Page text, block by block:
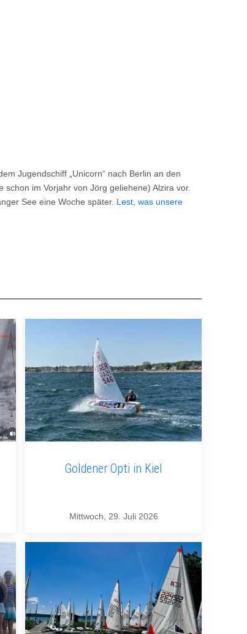
Jugendschiff „Unicorn“ nach Berlin an den
im Vorjahr von Jörg geliehene) Alzira vor.
See eine Woche später. Lest, was unsere
Goldener Opti in Kiel
Mittwoch, 29. Juli 2026